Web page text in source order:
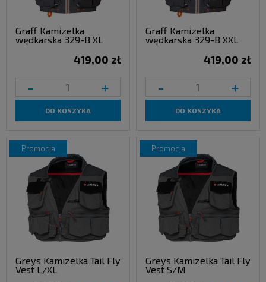
Graff Kamizelka
wędkarska 329-B XL
419,00 zł
- +
DO KOSZYKA
Graff Kamizelka
wędkarska 329-B XXL
419,00 zł
- +
DO KOSZYKA
Greys Kamizelka Tail Fly
Vest L/XL
promocja
Greys Kamizelka Tail Fly
Vest S/M
promocja